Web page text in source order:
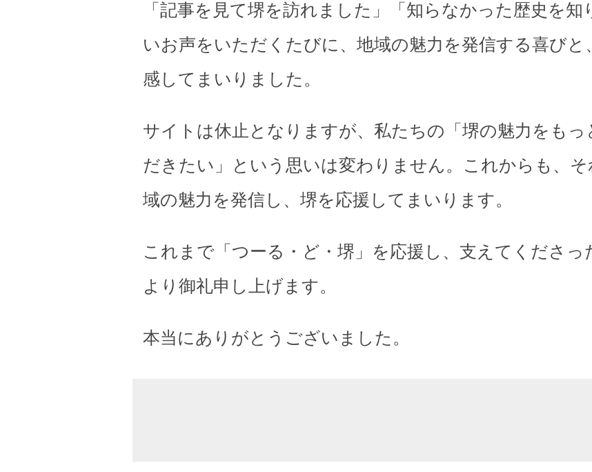
「記事を見て堺を訪れました」「知らなかった歴史を
いお声をいただくたびに、地域の魅力を発信する喜び
感してまいりました。
サイトは休止となりますが、私たちの「堺の魅力をも
だきたい」という思いは変わりません。これからも、
域の魅力を発信し、堺を応援してまいります。
これまで「つーる・ど・堺」を応援し、支えてくださ
より御礼申し上げます。
本当にありがとうございました。